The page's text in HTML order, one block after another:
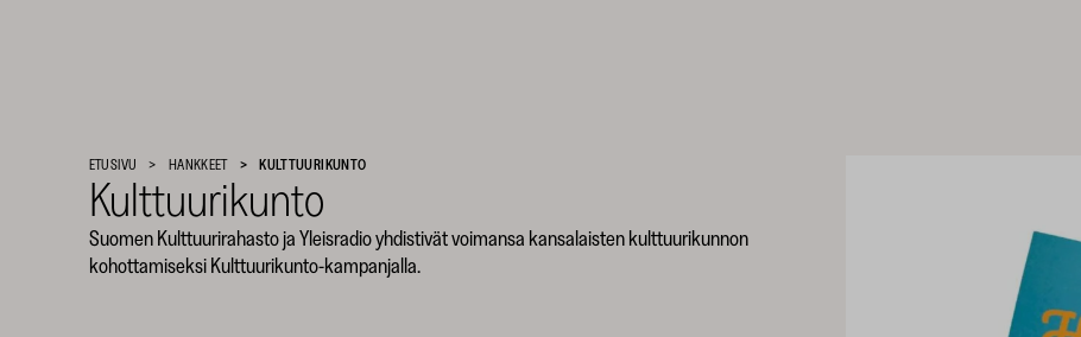
SKR
ETUSIVU HANKKEET KULTTUURIKUNTO
Kulttuurikunto
Suomen Kulttuurirahasto ja Yleisradio yhdistivät voimansa kansalaisten kulttuurikunnon
kohottamiseksi Kulttuurikunto-kampanjalla.